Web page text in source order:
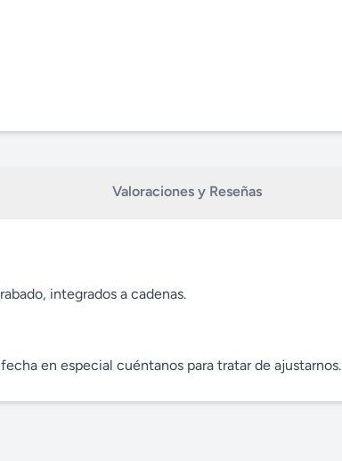
Valoraciones y Reseñas
integrados a cadenas.
en especial cuéntanos para tratar de ajustarnos.